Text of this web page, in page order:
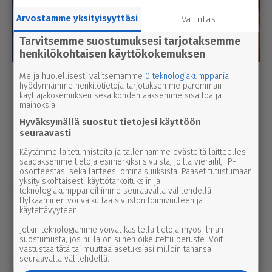
Luetuimmat
urheilu7.8.2026 14.00
seu­dussa mah­dol­li­suu­den ravi- ja
tapah­tu­ma­kes­kuk­selle
uutinen 8.8.2026 2.55
Syyttäjä ei nosta syytettä Parkanon
kal­ja­ko­hussa – luo­tet­ta­vaa kuvaa
tapah­tu­mien kulusta ei syntynyt
Arvostamme yksityisyyttäsi Valintasi
Tarvitsemme suostumuksesi tarjotaksemme
henkilökohtaisen käyttökokemuksen
Me ja huolellisesti valitsemamme 0 teknologiakumppania
hyödynnämme henkilötietoja tarjotaksemme paremman
käyttäjäkokemuksen sekä kohdentaaksemme sisältöä ja
mainoksia.
Hyväksymällä suostut tietojesi käyttöön
seuraavasti
Käytämme laitetunnisteita ja tallennamme evästeitä laitteellesi
saadaksemme tietoja esimerkiksi sivuista, joilla vierailit, IP-
osoitteestasi sekä laitteesi ominaisuuksista. Pääset tutustumaan
yksityiskohtaisesti käyttötarkoituksiin ja
teknologiakumppaneihimme seuraavalla välilehdellä.
Hylkääminen voi vaikuttaa sivuston toimivuuteen ja
käytettävyyteen.
Jotkin teknologiamme voivat käsitellä tietoja myös ilman
suostumusta, jos niillä on siihen oikeutettu peruste. Voit
vastustaa tätä tai muuttaa asetuksiasi milloin tahansa
seuraavalla välilehdellä.